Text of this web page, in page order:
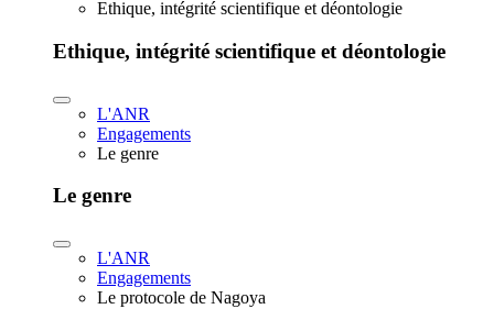
Ethique, intégrité scientifique et déontologie
Ethique, intégrité scientifique et déontologie
L'ANR
Engagements
Le genre
Le genre
L'ANR
Engagements
Le protocole de Nagoya